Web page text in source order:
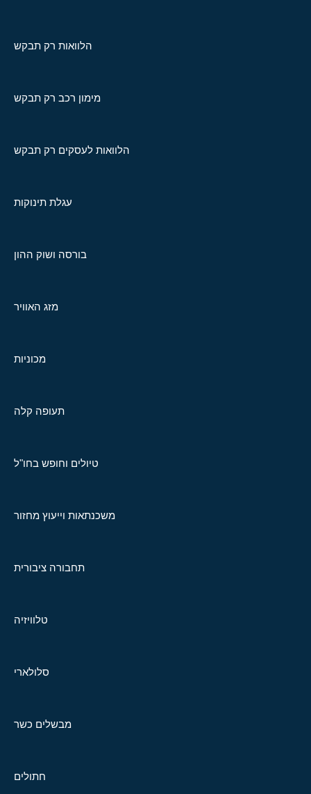
הלוואות רק תבקש
מימון רכב רק תבקש
הלוואות לעסקים רק תבקש
עגלת תינוקות
בורסה ושוק ההון
מזג האוויר
מכוניות
תעופה קלה
טיולים וחופש בחו"ל
משכנתאות וייעוץ מחזור
תחבורה ציבורית
טלוויזיה
סלולארי
מבשלים כשר
חתולים